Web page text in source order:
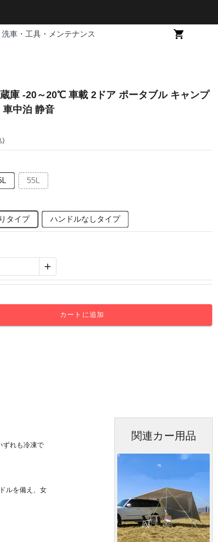
洗車・工具・メンテナンス
ブル キャンプ
車中泊 静音
)
55L
タイプ ハンドルなしタイプ
+
カートに追加
ずれも冷凍で
ルを備え、女
関連カー用品